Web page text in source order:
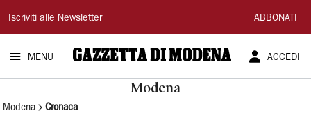
Gazzetta
di
Modena
Iscriviti alle Newsletter ABBONATI
MENU ACCEDI
Modena
Modena Cronaca